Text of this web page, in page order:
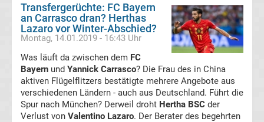
England
Transfergerüchte
Italien
Transfergerüchte
Transfergerüchte: FC Bayern
an Carrasco dran? Herthas
Lazaro vor Winter-Abschied?
Montag, 14.01.2019 - 16:43 Uhr
Was läuft da zwischen dem FC
Bayern und Yannick Carrasco? Die Frau des in China
aktiven Flügelflitzers bestätigte mehrere Angebote aus
verschiedenen Ländern - auch aus Deutschland. Führt die
Spur nach München? Derweil droht Hertha BSC der
Verlust von Valentino Lazaro. Der Berater des begehrten